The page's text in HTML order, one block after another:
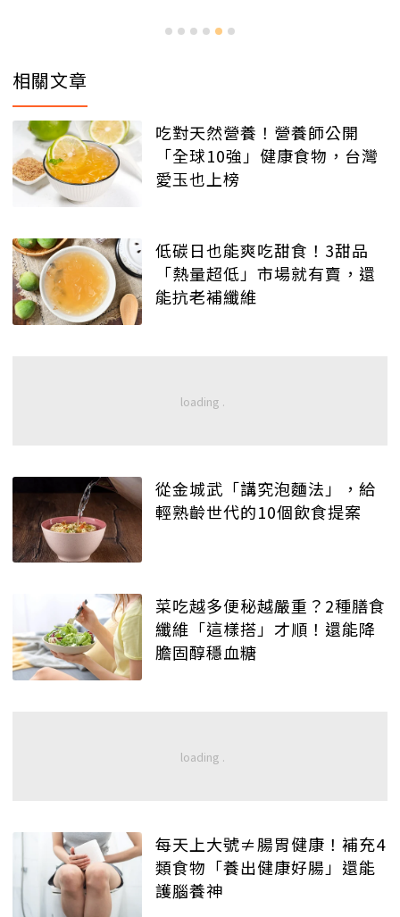
相關文章
吃對天然營養！營養師公開
「全球10強」健康食物，台灣
愛玉也上榜
低碳日也能爽吃甜食！3甜品
「熱量超低」市場就有賣，還
能抗老補纖維
從金城武「講究泡麵法」，給
輕熟齡世代的10個飲食提案
菜吃越多便秘越嚴重？2種膳食
纖維「這樣搭」才順！還能降
膽固醇穩血糖
每天上大號≠腸胃健康！補充4
類食物「養出健康好腸」還能
護腦養神